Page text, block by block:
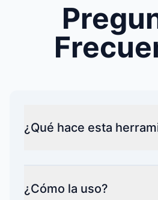
¿Qué hace esta
¿Cómo la uso?